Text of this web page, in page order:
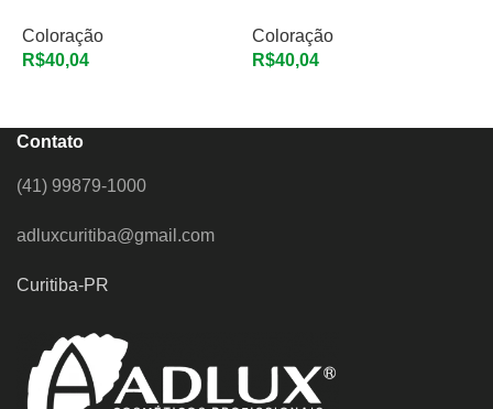
Coloração
R$40,04
Coloração
R$40,04
Contato
(41) 99879-1000
adluxcuritiba@gmail.com
Curitiba-PR